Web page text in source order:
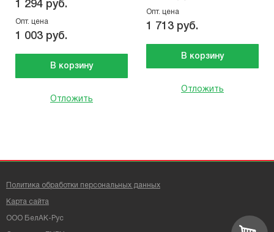
1 294 руб.
Опт. цена
1 003 руб.
В корзину
Отложить
Опт. цена
1 713 руб.
В корзину
Отложить
ООО БелАК-Рус
Политика обработки персональных данных
Карта сайта